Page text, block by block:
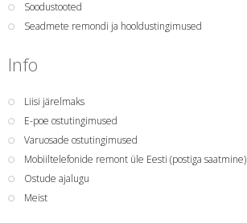
Soodustooted
Seadmete remondi ja hooldustingimused
Info
Liisi järelmaks
E-poe ostutingimused
Varuosade ostutingimused
Mobiiltelefonide remont üle Eesti (postiga saatmine)
Ostude ajalugu
Meist